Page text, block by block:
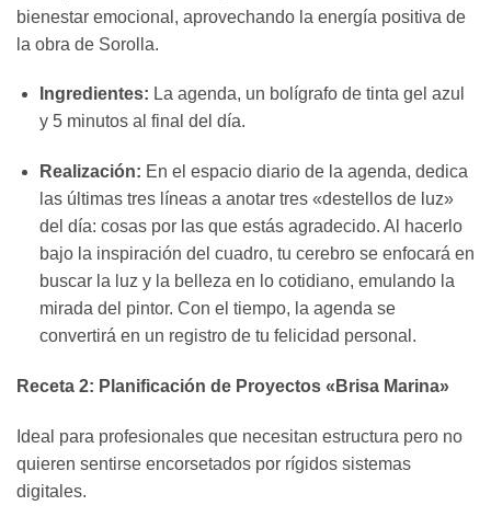
bienestar emocional, aprovechando la energía positiva de
la obra de Sorolla.
Ingredientes: La agenda, un bolígrafo de tinta gel azul
y 5 minutos al final del día.
Realización: En el espacio diario de la agenda, dedica
las últimas tres líneas a anotar tres «destellos de luz»
del día: cosas por las que estás agradecido. Al hacerlo
bajo la inspiración del cuadro, tu cerebro se enfocará en
buscar la luz y la belleza en lo cotidiano, emulando la
mirada del pintor. Con el tiempo, la agenda se
convertirá en un registro de tu felicidad personal.
Receta 2: Planificación de Proyectos «Brisa Marina»
Ideal para profesionales que necesitan estructura pero no
quieren sentirse encorsetados por rígidos sistemas
digitales.